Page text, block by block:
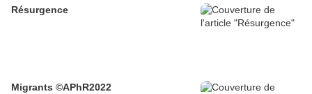
Résurgence
Migrants ©APhR2022